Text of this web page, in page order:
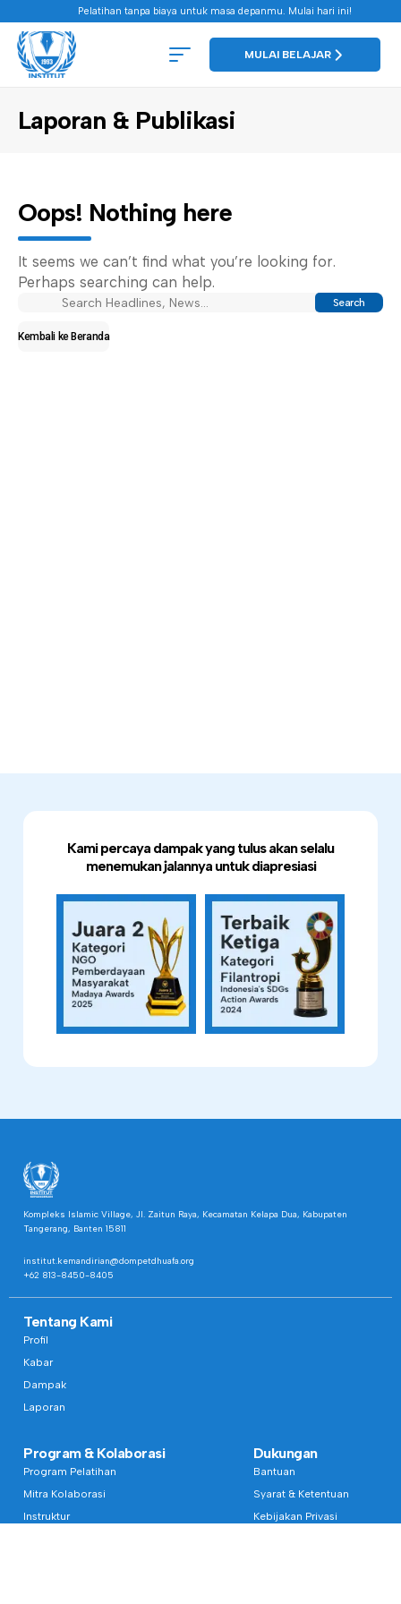
Pelatihan tanpa biaya untuk masa depanmu. Mulai hari ini!
MULAI BELAJAR
Laporan & Publikasi
Oops! Nothing here
It seems we can’t find what you’re looking for.
Perhaps searching can help.
Kembali ke Beranda
Kami percaya dampak yang tulus akan selalu
menemukan jalannya untuk diapresiasi
Kompleks Islamic Village, Jl. Zaitun Raya, Kecamatan Kelapa Dua, Kabupaten
Tangerang, Banten 15811
institut.kemandirian@dompetdhuafa.org
+62 813-8450-8405
Tentang Kami
Profil
Kabar
Dampak
Laporan
Program & Kolaborasi
Program Pelatihan
Mitra Kolaborasi
Instruktur
Dukungan
Bantuan
Syarat & Ketentuan
Kebijakan Privasi